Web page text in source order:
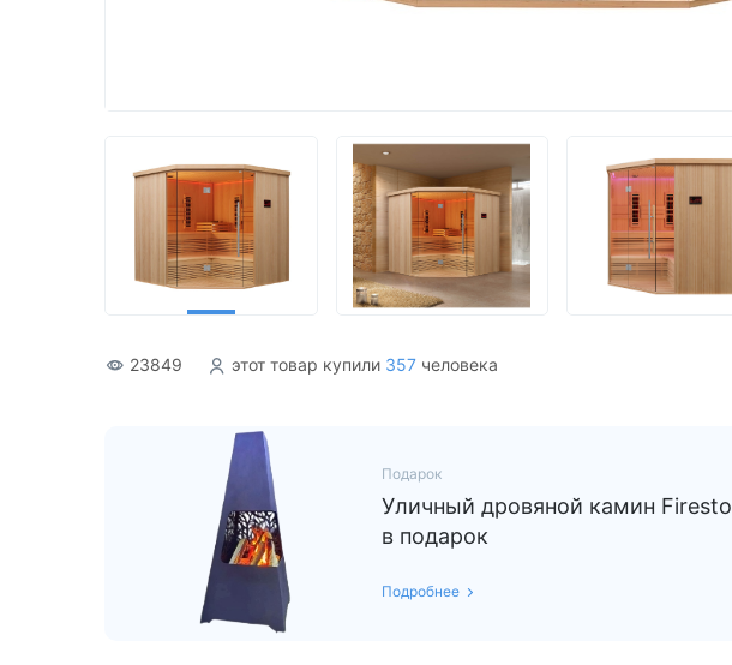
23849 этот товар купили 357 человека
Подарок
Уличный дровяной камин Firesto
в подарок
Подробнее